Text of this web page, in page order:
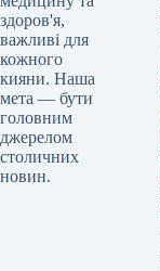
здоров'я,
важливі для
кожного
кияни. Наша
мета — бути
головним
джерелом
столичних
новин.